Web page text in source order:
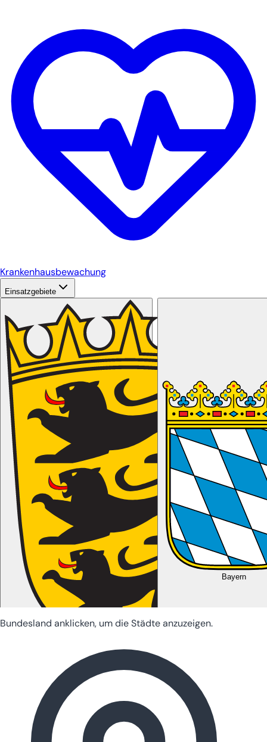
Krankenhausbewachung
Einsatzgebiete
Baden-Württemberg
Bayern
Bundesland anklicken, um die Städte anzuzeigen.